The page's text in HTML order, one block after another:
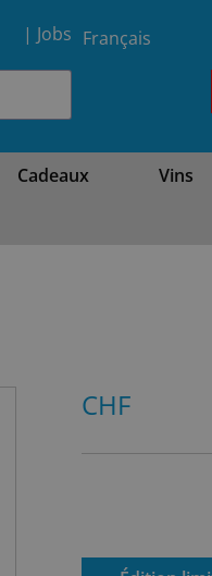
| Jobs Français
Cadeaux Vins
CHF